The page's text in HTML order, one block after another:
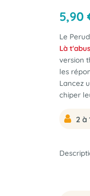
5,90
Le
Là
version
les
Lancez
chiper
2 à